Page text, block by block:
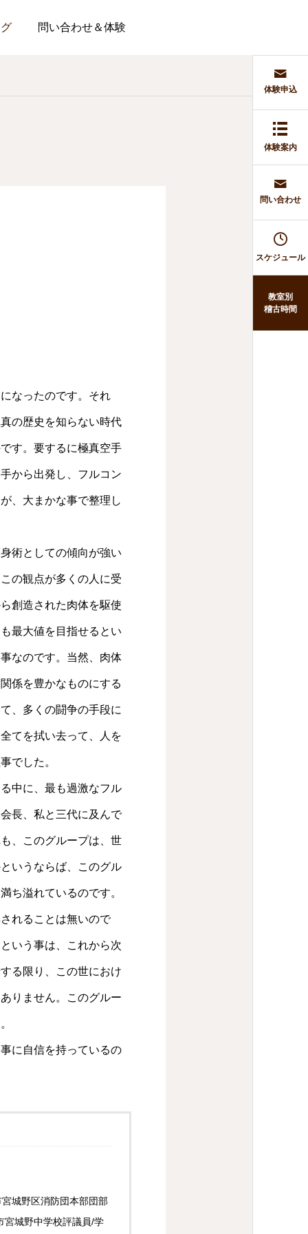
問い合わせ＆体験
体験申込
体験案内
問い合わせ
スケジュール
教室別
稽古時間
なったのです。それ
の歴史を知らない時代
す。要するに極真空手
から出発し、フルコン
、大まかな事で整理し
術としての傾向が強い
の観点が多くの人に受
創造された肉体を駆使
最大値を目指せるとい
なのです。当然、肉体
係を豊かなものにする
、多くの闘争の手段に
てを拭い去って、人を
でした。
中に、最も過激なフル
長、私と三代に及んで
、このグループは、世
いうならば、このグル
ち溢れているのです。
れることは無いので
いう事は、これから次
る限り、この世におけ
りません。このグルー
に自信を持っているの
城野区消防団本部団部
城野中学校評議員/学